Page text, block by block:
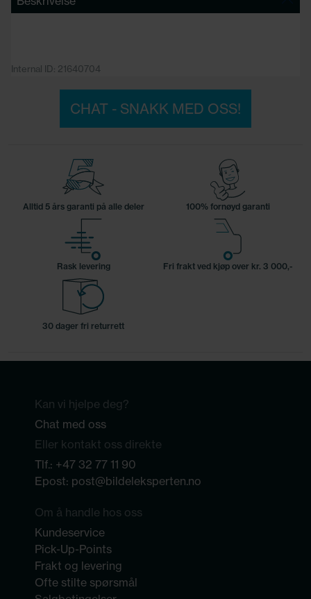
Internal ID: 21640704
CHAT - SNAKK MED OSS!
Alltid 5 års garanti på alle deler 100% fornøyd garanti
Rask levering Fri frakt ved kjøp over kr. 3 000,-
30 dager fri returrett
Kan vi hjelpe deg?
Chat med oss
Eller kontakt oss direkte
Tlf.: +47 32 77 11 90
Epost: post@bildeleksperten.no
Om å handle hos oss
Kundeservice
Pick-Up-Points
Frakt og levering
Ofte stilte spørsmål